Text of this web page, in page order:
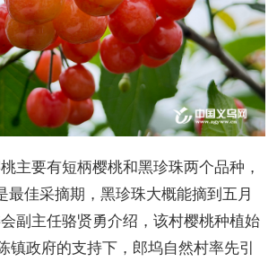
要有短柄樱桃和黑珍珠两个品种，
最佳采摘期，黑珍珠大概能摘到五月
副主任骆贤勇介绍，该村樱桃种植始
镇政府的支持下，郎坞自然村率先引